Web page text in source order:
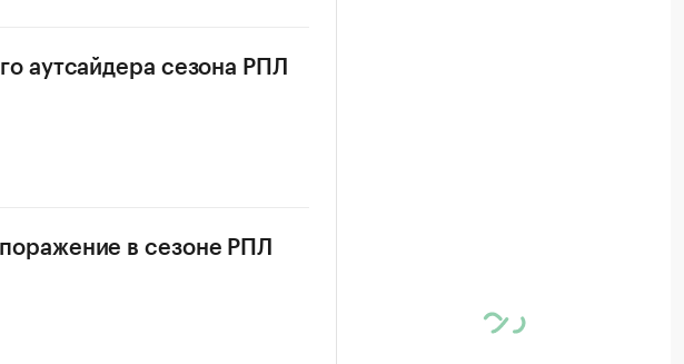
аутсайдера сезона РПЛ
в сезоне РПЛ